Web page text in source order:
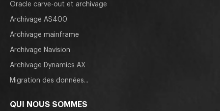
Oracle carve-out et archivage
Archivage AS400
Archivage mainframe
Archivage Navision
Archivage Dynamics AX
Migration des données...
QUI NOUS SOMMES